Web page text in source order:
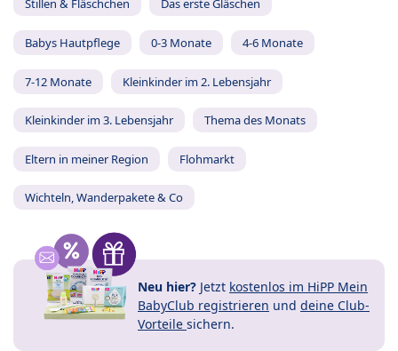
Stillen & Fläschchen Das erste Gläschen
Babys Hautpflege 0-3 Monate 4-6 Monate
7-12 Monate Kleinkinder im 2. Lebensjahr
Kleinkinder im 3. Lebensjahr Thema des Monats
Eltern in meiner Region Flohmarkt
Wichteln, Wanderpakete & Co
Neu hier? Jetzt kostenlos im HiPP Mein
BabyClub registrieren und deine Club-
Vorteile sichern.